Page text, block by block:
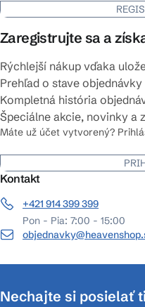
Zaregistrujte sa a
Rýchlejší nákup vďaka
Prehľad o stave objednávky
Kompletná história
Špeciálne akcie, novinky a
Máte už účet vytvorený?
Kontakt
+421 914 399 399
Pon - Pia: 7:00 - 15:00
Nechajte si posielať